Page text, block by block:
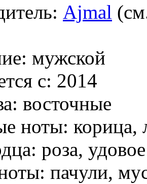
Ajmal
мужской
с: 2014
восточные
ноты: корица,
роза,
пачули,